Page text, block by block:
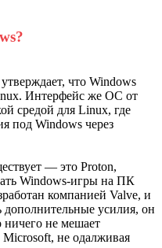
что Windows
Интерфейс же ОС от
средой для Linux, где
под Windows через
— это Proton,
Windows-игры на ПК
компанией Valve, и
усилия, он
не мешает
Microsoft, не одалживая